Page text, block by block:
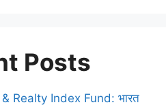
Posts
Realty Index Fund: भारत